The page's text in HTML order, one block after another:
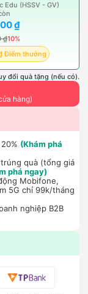
Edu (HSSV - GV)
₫
₫10%
Điểm thưởng
đổi quà tặng (nếu có).
hàng)
(Khám phá
quà (tổng giá
phá ngay)
Mobifone,
5G chỉ 99k/tháng
nghiệp B2B